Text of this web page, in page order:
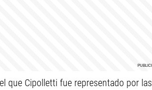
que Cipolletti fue representado por las